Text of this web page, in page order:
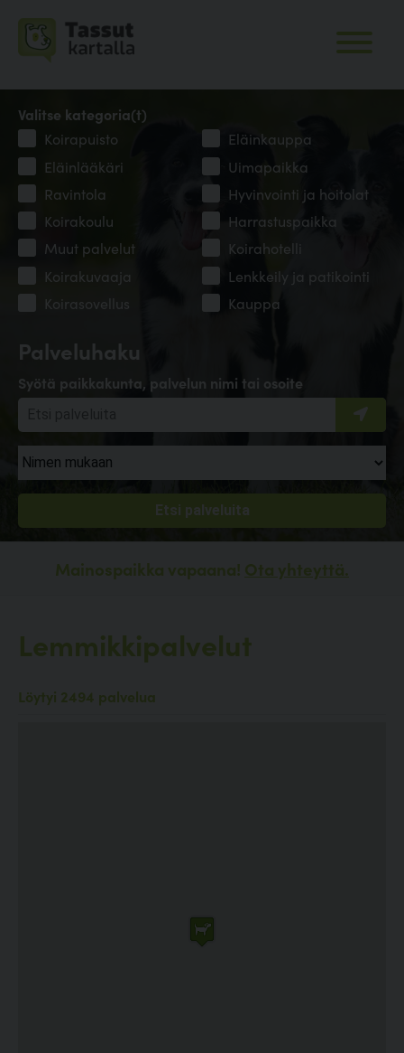
Palveluhaku
Syötä paikkakunta, palvelun nimi tai osoite
Valitse kategoria(t)
Koirapuisto
Eläinkauppa
Eläinlääkäri
Uimapaikka
Ravintola
Hyvinvointi ja hoitolat
Koirakoulu
Harrastuspaikka
Muut palvelut
Koirahotelli
Koirakuvaaja
Lenkkeily ja patikointi
Koirasovellus
Kauppa
Mainospaikka vapaana! Ota yhteyttä.
Lemmikkipalvelut
Löytyi 2494 palvelua